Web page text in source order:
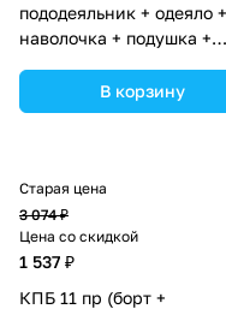
пододеяльник + одеяло +
наволочка + подушка +
(№1146-0-1бб_06) цвета в
ассортименте.
В корзину
Старая цена
3 074 ₽
Цена со скидкой
1 537 ₽
КПБ 11 пр (борт +